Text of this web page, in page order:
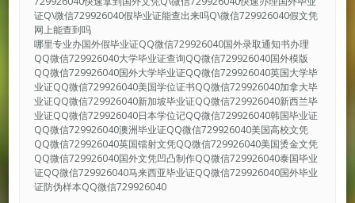
证Q\微信729926040假毕业证能查出来吗Q\微信729926040假文凭
网上能查到吗
哪里专业办国外假毕业证QQ微信729926040国外录取通知书办理
QQ微信729926040大学毕业证查询QQ微信729926040国外模版
QQ微信729926040国外大学毕业证QQ微信729926040英国大学毕
业证QQ微信729926040美国学位证书QQ微信729926040加拿大毕
业证QQ微信729926040新加坡毕业证QQ微信729926040新西兰毕
业证QQ微信729926040日本学位记QQ微信729926040韩国毕业证
QQ微信729926040澳洲毕业证QQ微信729926040美国高校文凭
QQ微信729926040英国镭射文凭QQ微信729926040美国烫金文凭
QQ微信729926040国外文凭凹凸制作QQ微信729926040泰国毕业
证QQ微信729926040马来西亚毕业证QQ微信729926040国外毕业
证防伪样本QQ微信729926040